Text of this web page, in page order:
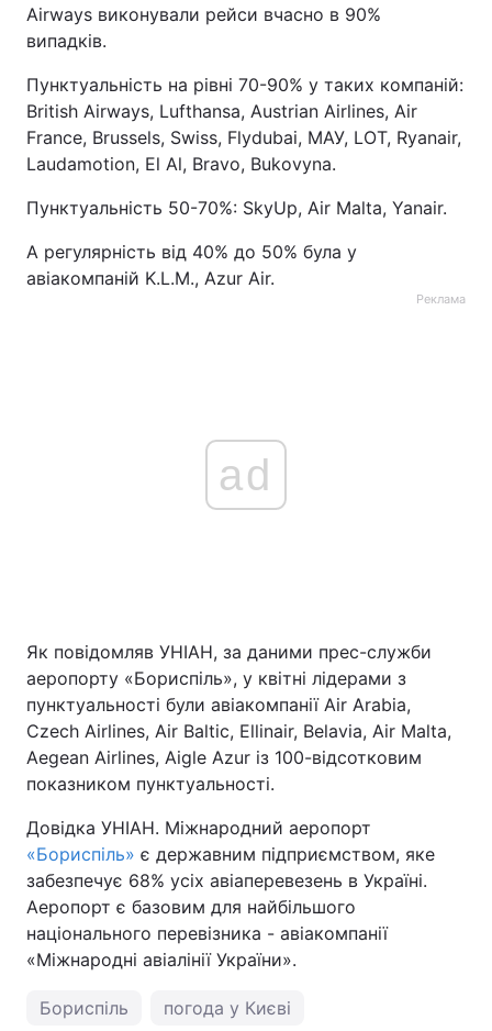
Тема оформлення
Airways виконували рейси вчасно в 90%
випадків.
Пунктуальність на рівні 70-90% у таких компаній:
British Airways, Lufthansa, Austrian Airlines, Air
France, Brussels, Swiss, Flydubai, МАУ, LOT, Ryanair,
Laudamotion, El Al, Bravo, Bukovyna.
Пунктуальність 50-70%: SkyUp, Air Malta, Yanair.
А регулярність від 40% до 50% була у
авіакомпаній K.L.M., Azur Air.
Реклама
ad
Як повідомляв УНІАН, за даними прес-служби
аеропорту «Бориспіль», у квітні лідерами з
пунктуальності були авіакомпанії Air Arabia,
Czech Airlines, Air Baltic, Ellinair, Belavia, Air Malta,
Aegean Airlines, Aigle Azur із 100-відсотковим
показником пунктуальності.
Довідка УНІАН. Міжнародний аеропорт
«Бориспіль» є державним підприємством, яке
забезпечує 68% усіх авіаперевезень в Україні.
Аеропорт є базовим для найбільшого
національного перевізника - авіакомпанії
«Міжнародні авіалінії України».
Бориспіль погода у Києві